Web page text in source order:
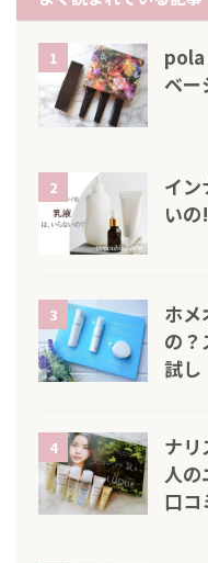
1
pola
ベー
2
イン
い
3
ホメ
の？
試し
4
ナリ
人
口コ